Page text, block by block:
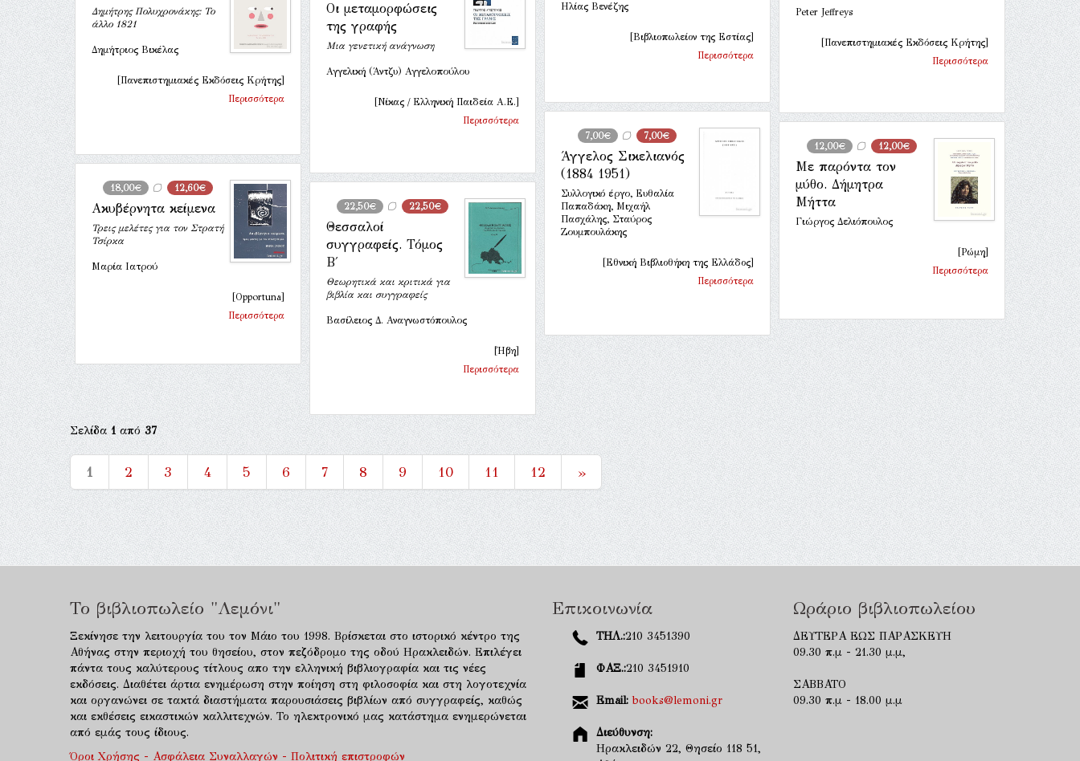
Ηλίας Βενέζης
[Βιβλιοπωλείον της Εστίας]
Περισσότερα
Peter Jeffreys
[Πανεπιστημιακές Εκδόσεις Κρήτης]
Περισσότερα
Οι μεταμορφώσεις
της γραφής
Μια γενετική ανάγνωση
Αγγελική (Άντζυ) Αγγελοπούλου
[Νίκας / Ελληνική Παιδεία Α.Ε.]
Περισσότερα
Δηµήτρης Πολυχρονάκης: Το
άλλο 1821
Δημήτριος Βικέλας
[Πανεπιστημιακές Εκδόσεις Κρήτης]
Περισσότερα
7,00€ 7,00€
Άγγελος Σικελιανός
(1884 1951)
Συλλογικό έργο, Ευθαλία
Παπαδάκη, Μιχαήλ
Πασχάλης, Σταύρος
Ζουμπουλάκης
[Εθνική Βιβλιοθήκη της Ελλάδος]
Περισσότερα
12,00€ 12,00€
Με παρόντα τον
μύθο. Δήμητρα
Μήττα
Γιώργος Δελιόπουλος
[Ρώμη]
Περισσότερα
18,00€ 12,60€
Ακυβέρνητα κείμενα
Τρεις μελέτες για τον Στρατή
Τσίρκα
Μαρία Ιατρού
[Opportuna]
Περισσότερα
22,50€ 22,50€
Θεσσαλοί
συγγραφείς. Τόμος
Β΄
Θεωρητικά και κριτικά για
βιβλία και συγγραφείς
Βασίλειος Δ. Αναγνωστόπουλος
[Ήβη]
Περισσότερα
Σελίδα1από37
1 2 3 4 5 6 7 8 9 10 11 12 »
Το βιβλιοπωλείο "Λεμόνι"
Ξεκίνησε την λειτουργία του τον Μάιο του 1998. Βρίσκεται στο ιστορικό κέντρο της
Αθήνας στην περιοχή του θησείου, στον πεζόδρομο της οδού Ηρακλειδών. Επιλέγει
πάντα τους καλύτερους τίτλους απο την ελληνική βιβλιογραφία και τις νέες
εκδόσεις. Διαθέτει άρτια ενημέρωση στην ποίηση στη φιλοσοφία και στη λογοτεχνία
και οργανώνει σε τακτά διαστήματα παρουσιάσεις βιβλίων από συγγραφείς, καθώς
και εκθέσεις εικαστικών καλλιτεχνών. Το ηλεκτρονικό μας κατάστημα ενημερώνεται
από εμάς τους ίδιους.
Όροι Χρήσης - Ασφάλεια Συναλλαγών - Πολιτική επιστροφών
Επικοινωνία
ΤΗΛ.:210 3451390
ΦΑΞ.:210 3451910
Email: books@lemoni.gr
Διεύθυνση:
Ηρακλειδών 22, Θησείο 118 51,
Ωράριο βιβλιοπωλείου
ΔΕΥΤΕΡΑ ΕΩΣ ΠΑΡΑΣΚΕΥΗ
09.30 π.μ - 21.30 μ.μ,
ΣΑΒΒΑΤΟ
09.30 π.μ - 18.00 μ.μ